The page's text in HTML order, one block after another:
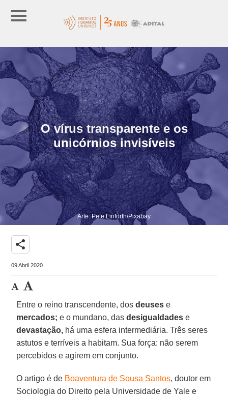
O vírus transparente e os
unicórnios invisíveis
Arte: Pete Linforth/Pixabay
share
09 Abril 2020
Entre o reino transcendente, dosdeuses e
mercados; e o mundano, dasdesigualdades e
devastação, há uma esfera intermediária. Três seres
astutos e terríveis a habitam. Sua força: não serem
percebidos e agirem em conjunto.
O artigo é de Boaventura de Sousa Santos, doutor em
Sociologia do Direito pela Universidade de Yale e